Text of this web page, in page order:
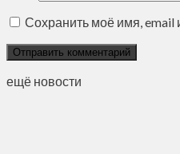
Сохранить моё имя, email
ещё новости